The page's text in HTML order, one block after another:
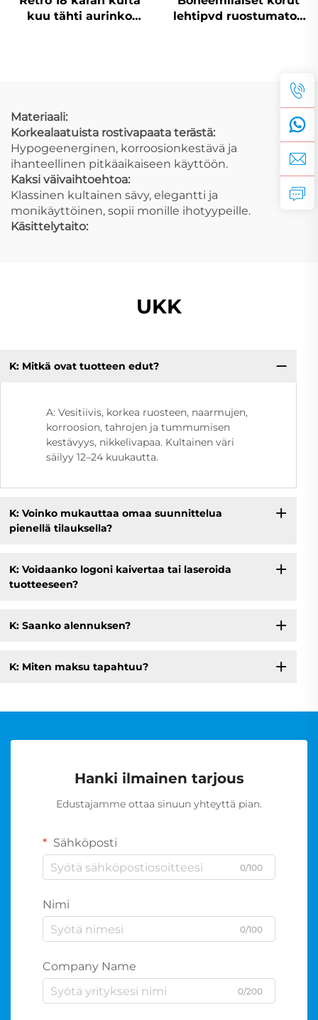
kuu tähti aurinko
lehtipvd ruostumaton
Materiaali:
Korkealaatuista rostivapaata terästä:
Hypogeenerginen, korroosionkestävä ja
ihanteellinen pitkäaikaiseen käyttöön.
Kaksi väivaihtoehtoa:
Klassinen kultainen sävy, elegantti ja
monikäyttöinen, sopii monille ihotyypeille.
Käsittelytaito:
UKK
K: Mitkä ovat tuotteen edut?
A: Vesitiivis, korkea ruosteen, naarmujen,
korroosion, tahrojen ja tummumisen
kestävyys, nikkelivapaa. Kultainen väri
säilyy 12–24 kuukautta.
K: Voinko mukauttaa omaa suunnittelua
pienellä tilauksella?
K: Voidaanko logoni kaivertaa tai laseroida
tuotteeseen?
K: Saanko alennuksen?
K: Miten maksu tapahtuu?
Hanki ilmainen tarjous
Edustajamme ottaa sinuun yhteyttä pian.
Sähköposti
0/100
Nimi
0/100
Company Name
0/200